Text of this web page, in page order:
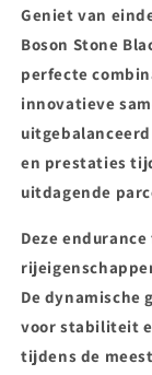
Geniet van
Boson Stone
perfecte
innovatieve
en prestaties
uitdagende
Deze
De dynamische
voor stabiliteit
tijdens de